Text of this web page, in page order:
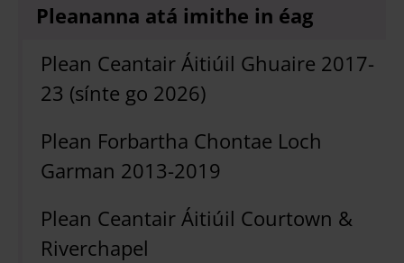
Pleananna atá imithe in éag
Plean Ceantair Áitiúil Ghuaire 2017-
23 (sínte go 2026)
Plean Forbartha Chontae Loch
Garman 2013-2019
Plean Ceantair Áitiúil Courtown &
Riverchapel